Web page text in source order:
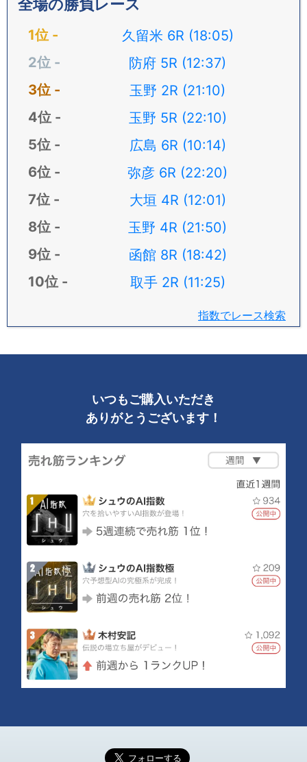
全場の勝負レース
久留米 6R (18:05)
防府 5R (12:37)
玉野 2R (21:10)
玉野 5R (22:10)
広島 6R (10:14)
弥彦 6R (22:20)
大垣 4R (12:01)
玉野 4R (21:50)
函館 8R (18:42)
取手 2R (11:25)
指数でレース検索
いつもご購入いただき
ありがとうございます！